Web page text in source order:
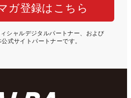
ガ登録はこちら
シャルデジタルパートナー、および
式サイトパートナーです。